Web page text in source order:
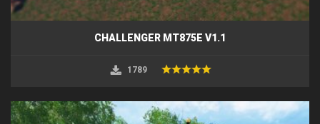
CHALLENGER MT875E V1.1
1789